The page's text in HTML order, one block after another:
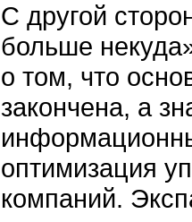
С другой
больше
о том, что
закончена, а
оптимизация
компаний.